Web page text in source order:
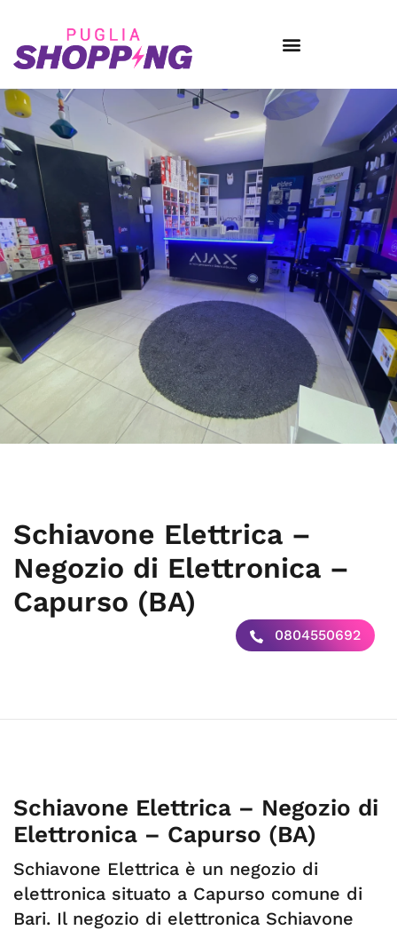
Schiavone Elettrica –
Negozio di Elettronica –
Capurso (BA)
0804550692
Schiavone Elettrica – Negozio di
Elettronica – Capurso (BA)
Schiavone Elettrica è un negozio di
elettronica situato a Capurso comune di
Bari. Il negozio di elettronica Schiavone